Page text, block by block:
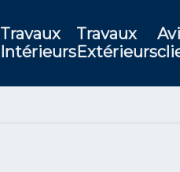
Travaux
Intérieurs
Travaux
Extérieurs